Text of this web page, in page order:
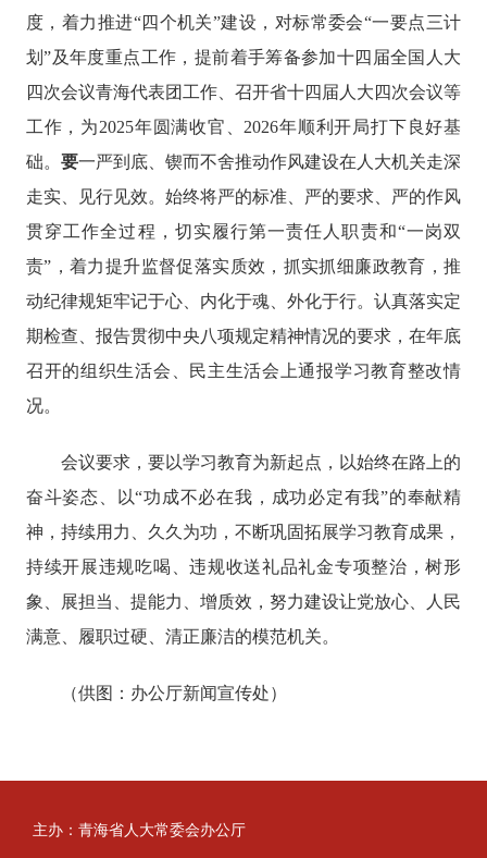
度， 着力推进“四个机关”建设，对标常委会“一要点三计
划”及年度重点工作，提前着手筹备参加十四届全国人大
四次会议青海代表团工作、召开省十四届人大四次会议等
工作， 为2025年圆满收官、2026年顺利开局打下良好基
础。 要一严到底、锲而不舍推动作风建设在人大机关走深
走实、见行见效。 始终将严的标准、严的要求、严的作风
贯穿工作全过程，切实履行第一责任人职责和“一岗双
责”，着力提升监督促落实质效，抓实抓细廉政教育，推
动纪律规矩牢记于心、内化于魂、外化于行。认真落实定
期检查、报告贯彻中央八项规定精神情况的要求，在年底
召开的组织生活会、民主生活会上通报学习教育整改情
况。
会议要求，要以学习教育为新起点，以始终在路上的
奋斗姿态、以“功成不必在我，成功必定有我”的奉献精
神，持续用力、久久为功，不断巩固拓展学习教育成果，
持续开展违规吃喝、违规收送礼品礼金专项整治，树形
象、展担当、提能力、增质效，努力建设让党放心、人民
满意、履职过硬、清正廉洁的模范机关。
（供图：办公厅新闻宣传处）
主办：青海省人大常委会办公厅